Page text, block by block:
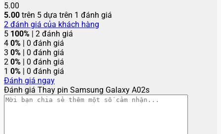
5.00
5.00 trên 5 dựa trên 1 đánh giá
2 đánh giá của khách hàng
5 100% | 2 đánh giá
4 0% | 0 đánh giá
3 0% | 0 đánh giá
2 0% | 0 đánh giá
1 0% | 0 đánh giá
Đánh giá ngay
Đánh giá Thay pin Samsung Galaxy A02s